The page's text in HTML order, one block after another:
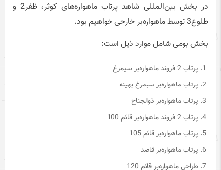
در بخش بین‌المللی شاهد پرتاب ماهواره‌های کوثر، ظفر2 و
طلوع3 توسط ماهواره‌بر خارجی خواهیم بود.
بخش بومی شامل موارد ذیل است:
پرتاب 2 فروند ماهواره‌بر سیمرغ
پرتاب ماهواره‌بر سیمرغ بهینه
پرتاب ماهواره‌بر ذوالجناح
پرتاب 2 فروند ماهواره‌بر قائم 100
پرتاب ماهواره‌بر قائم 105
پرتاب ماهواره‌بر قاصد
طراحی ماهواره‌بر قائم 120